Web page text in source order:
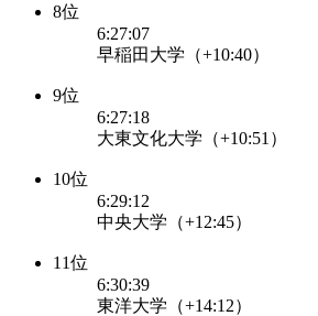
8位
6:27:07
早稲田大学（+10:40）
9位
6:27:18
大東文化大学（+10:51）
10位
6:29:12
中央大学（+12:45）
11位
6:30:39
東洋大学（+14:12）